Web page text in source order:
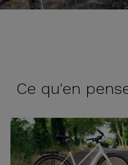
Ce qu'en